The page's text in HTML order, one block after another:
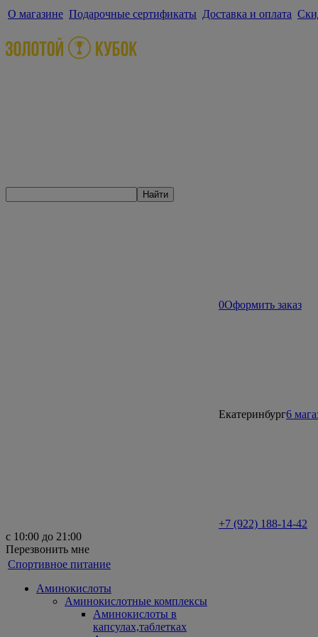
О магазине Подарочные сертификаты Доставка и оплата
Найти
0Оформить заказ
Екатеринбург6
+7 (922) 188-14-42
с 10:00 до 21:00
Перезвонить мне
Спортивное питание
Аминокислоты
Аминокислотные комплексы
Аминокислоты в
капсулах,таблетках